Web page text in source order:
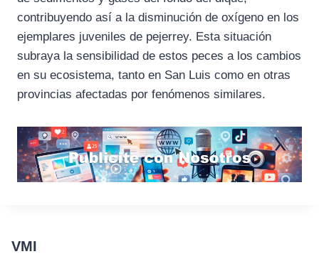
contribuyendo así a la disminución de oxígeno en los
ejemplares juveniles de pejerrey. Esta situación
subraya la sensibilidad de estos peces a los cambios
en su ecosistema, tanto en San Luis como en otras
provincias afectadas por fenómenos similares.
VMI